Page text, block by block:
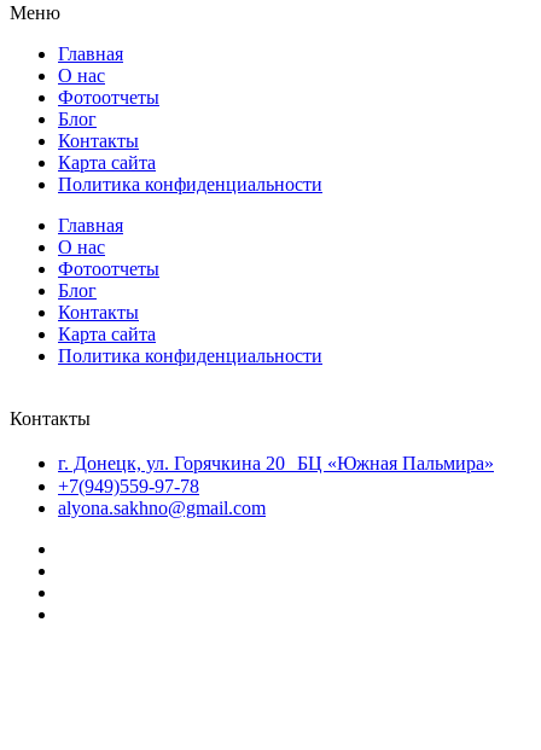
Меню
Главная
О нас
Фотоотчеты
Блог
Контакты
Карта сайта
Политика конфиденциальности
Главная
О нас
Фотоотчеты
Блог
Контакты
Карта сайта
Политика конфиденциальности
Контакты
г. Донецк, ул. Горячкина 20 БЦ «Южная Пальмира»
+7(949)559-97-78
alyona.sakhno@gmail.com